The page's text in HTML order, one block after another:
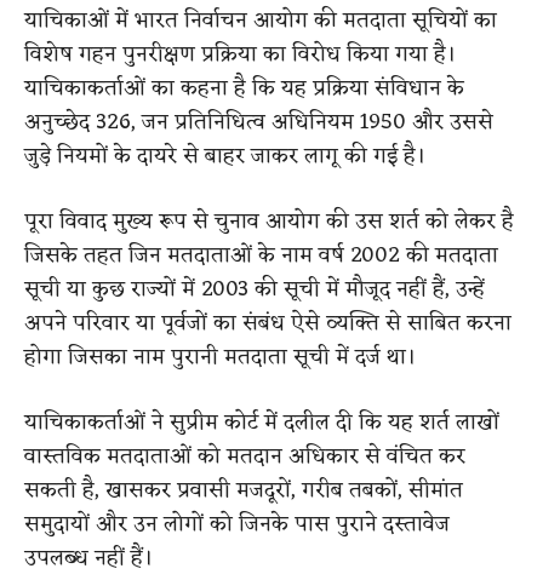
याचिकाओं में भारत निर्वाचन आयोग की मतदाता सूचियों का
विशेष गहन पुनरीक्षण प्रक्रिया का विरोध किया गया है।
याचिकाकर्ताओं का कहना है कि यह प्रक्रिया संविधान के
अनुच्छेद 326, जन प्रतिनिधित्व अधिनियम 1950 और उससे
जुड़े नियमों के दायरे से बाहर जाकर लागू की गई है।
पूरा विवाद मुख्य रूप से चुनाव आयोग की उस शर्त को लेकर है
जिसके तहत जिन मतदाताओं के नाम वर्ष 2002 की मतदाता
सूची या कुछ राज्यों में 2003 की सूची में मौजूद नहीं हैं, उन्हें
अपने परिवार या पूर्वजों का संबंध ऐसे व्यक्ति से साबित करना
होगा जिसका नाम पुरानी मतदाता सूची में दर्ज था।
याचिकाकर्ताओं ने सुप्रीम कोर्ट में दलील दी कि यह शर्त लाखों
वास्तविक मतदाताओं को मतदान अधिकार से वंचित कर
सकती है, खासकर प्रवासी मजदूरों, गरीब तबकों, सीमांत
समुदायों और उन लोगों को जिनके पास पुराने दस्तावेज
उपलब्ध नहीं हैं।